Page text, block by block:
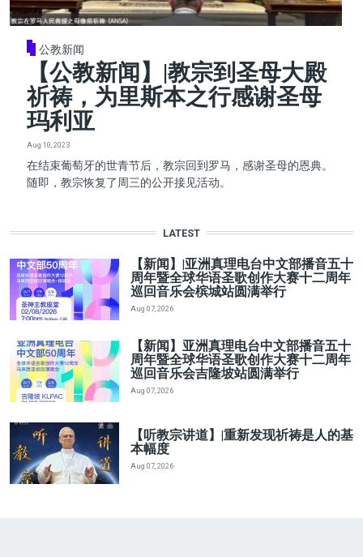
公教新闻
【公教新闻】|教宗到圣母大殿
祈祷，为里斯本之行感谢圣母
玛利亚
Aug 10, 2023
在结束葡萄牙的世青节后，教宗回到罗马，感谢圣母的恩典。
随即，教宗恢复了周三的公开接见活动。
LATEST
【新闻】|亚洲真理电台中文部播音五十
周年暨全球华语圣歌创作大赛十二周年
巡回音乐会槟城站圆满举行
Aug 07, 2026
【新闻】亚洲真理电台中文部播音五十
周年暨全球华语圣歌创作大赛十二周年
巡回音乐会吉隆坡站圆满举行
Aug 07, 2026
【听教宗讲道】|重新发现祈祷是人的基
本幅度
Aug 07, 2026